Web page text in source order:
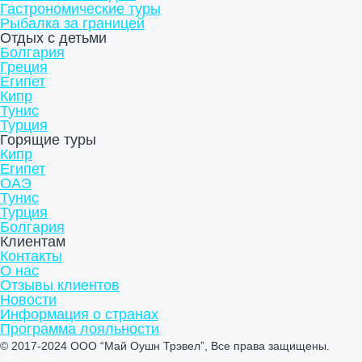
Гастрономические туры
Рыбалка за границей
Отдых с детьми
Болгария
Греция
Египет
Кипр
Тунис
Турция
Горящие туры
Кипр
Египет
ОАЭ
Тунис
Турция
Болгария
Клиентам
Контакты
О нас
Отзывы клиентов
Новости
Информация о странах
Программа лояльности
© 2017-2024 ООО “Май Оушн Трэвел”, Все права защищены.